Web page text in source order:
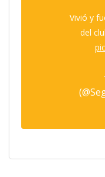
Vivió y
del